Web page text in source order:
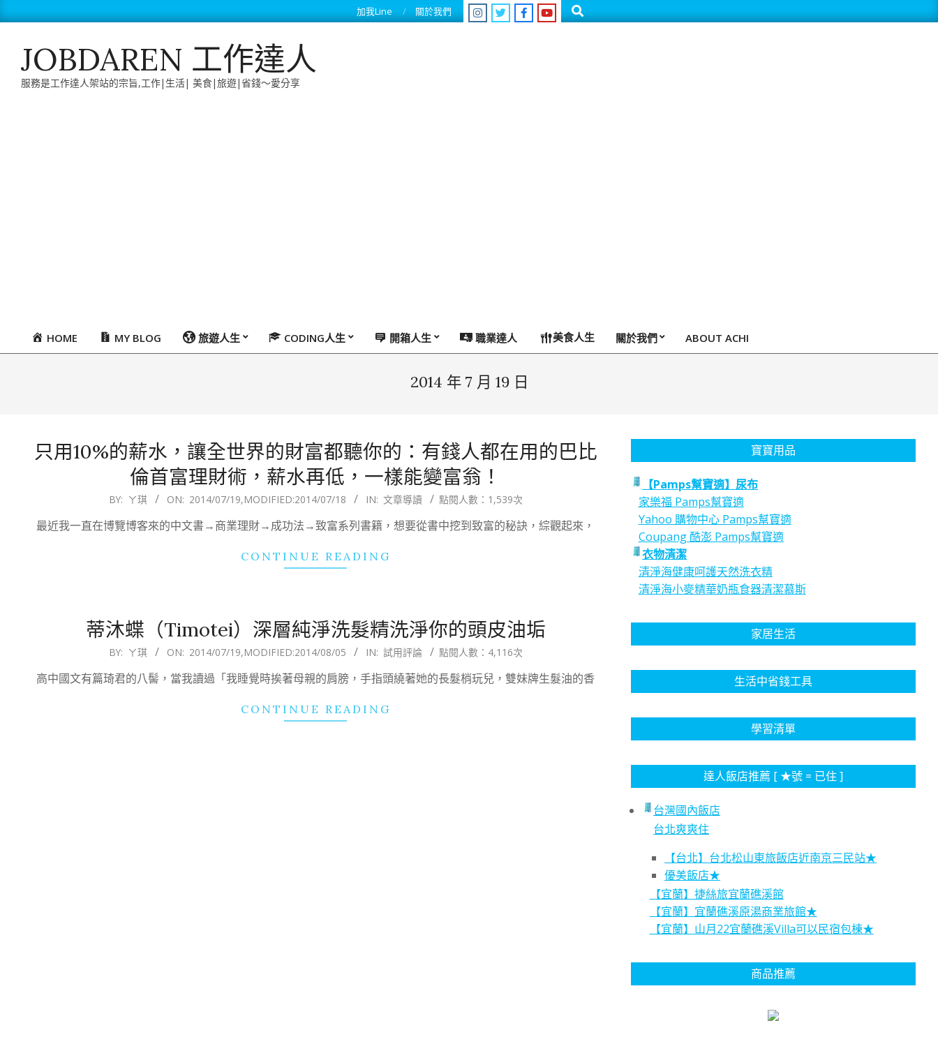
to
加我Line 關於我們 Search
JOBDAREN 工作達人
服務是工作達人架站的宗旨,工作|生活| 美食|旅遊|省錢～愛分享
PrimaryHOME MY BLOG 旅遊人生 CODING人生 開箱人生 職業達人 美食人生 關於我們 ABOUT ACHI
2014 年 7 月 19 日
只用10%的薪水，讓全世界的財富都聽你的：有錢人都在用的巴比
倫首富理財術，薪水再低，一樣能變富翁！
19
BY: ㄚ琪 ON: 2014/07/19,MODIFIED:2014/07/18 IN: 文章導讀 點閱人數：1,539次
最近我一直在博覽博客來的中文書→商業理財→成功法→致富系列書籍，想要從書中挖到致富的秘訣，綜觀起來，
CONTINUE READING
蒂沐蝶（Timotei）深層純淨洗髮精洗淨你的頭皮油垢
19
BY: ㄚ琪 ON: 2014/07/19,MODIFIED:2014/08/05 IN: 試用評論 點閱人數：4,116次
高中國文有篇琦君的八髻，當我讀過「我睡覺時挨著母親的肩膀，手指頭繞著她的長髮梢玩兒，雙妹牌生髮油的香
CONTINUE READING
寶寶用品
【Pamps幫寶適】尿布
家樂福 Pamps幫寶適
Yahoo 購物中心 Pamps幫寶適
Coupang 酷澎 Pamps幫寶適
衣物清潔
清淨海健康呵護天然洗衣精
清淨海小麥精華奶瓶食器清潔慕斯
家居生活
生活中省錢工具
學習清單
達人飯店推薦 [ ★號 = 已住 ]
台灣國內飯店
台北爽爽住
【台北】台北松山東旅飯店近南京三民站★
優美飯店★
【宜蘭】捷絲旅宜蘭礁溪館
【宜蘭】宜蘭礁溪原湯商業旅館★
【宜蘭】山月22宜蘭礁溪Villa可以民宿包棟★
商品推薦